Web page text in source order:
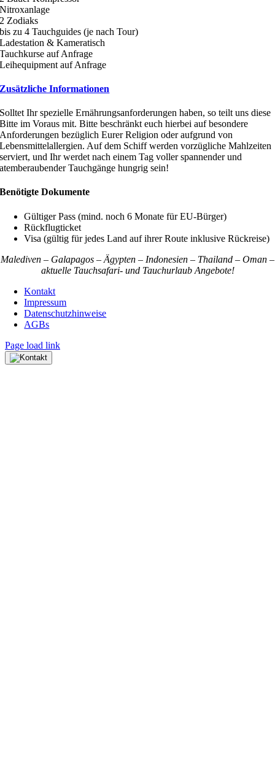
Nitroxanlage
2 Zodiaks
bis zu 4 Tauchguides (je nach Tour)
Ladestation & Kameratisch
Tauchkurse auf Anfrage
Leihequipment auf Anfrage
Zusätzliche Informationen
Solltet Ihr spezielle Ernährungsanforderungen haben, so teilt uns diese
Bitte im Voraus mit. Bitte beschränkt euch hierbei auf besondere
Anforderungen bezüglich Eurer Religion oder aufgrund von
Lebensmittelallergien. Auf dem Schiff werden vorzügliche Mahlzeiten
serviert, und Ihr werdet nach einem Tag voller spannender und
atemberaubender Tauchgänge hungrig sein!
Benötigte Dokumente
Gültiger Pass (mind. noch 6 Monate für EU-Bürger)
Rückflugticket
Visa (gültig für jedes Land auf ihrer Route inklusive Rückreise)
Malediven – Galapagos – Ägypten – Indonesien – Thailand – Oman –
aktuelle Tauchsafari- und Tauchurlaub Angebote!
Kontakt
Impressum
Datenschutzhinweise
AGBs
Page load link